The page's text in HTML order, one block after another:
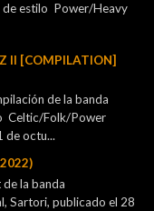
de estilo Power/Heavy
II [COMPILATION]
de la banda
Celtic/Folk/Power
de octu...
la banda
Sartori, publicado el 28